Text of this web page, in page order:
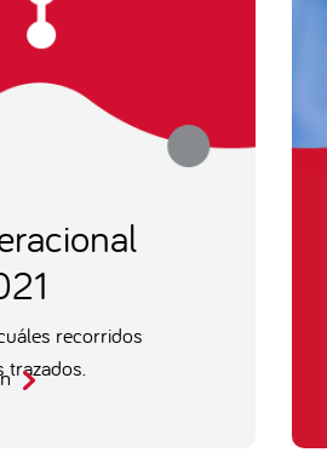
recorridos
trazados.